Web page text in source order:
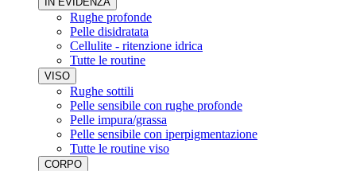
Rughe profonde
Pelle disidratata
Cellulite - ritenzione idrica
Tutte le routine
VISO
Rughe sottili
Pelle sensibile con rughe profonde
Pelle impura/grassa
Pelle sensibile con iperpigmentazione
Tutte le routine viso
CORPO